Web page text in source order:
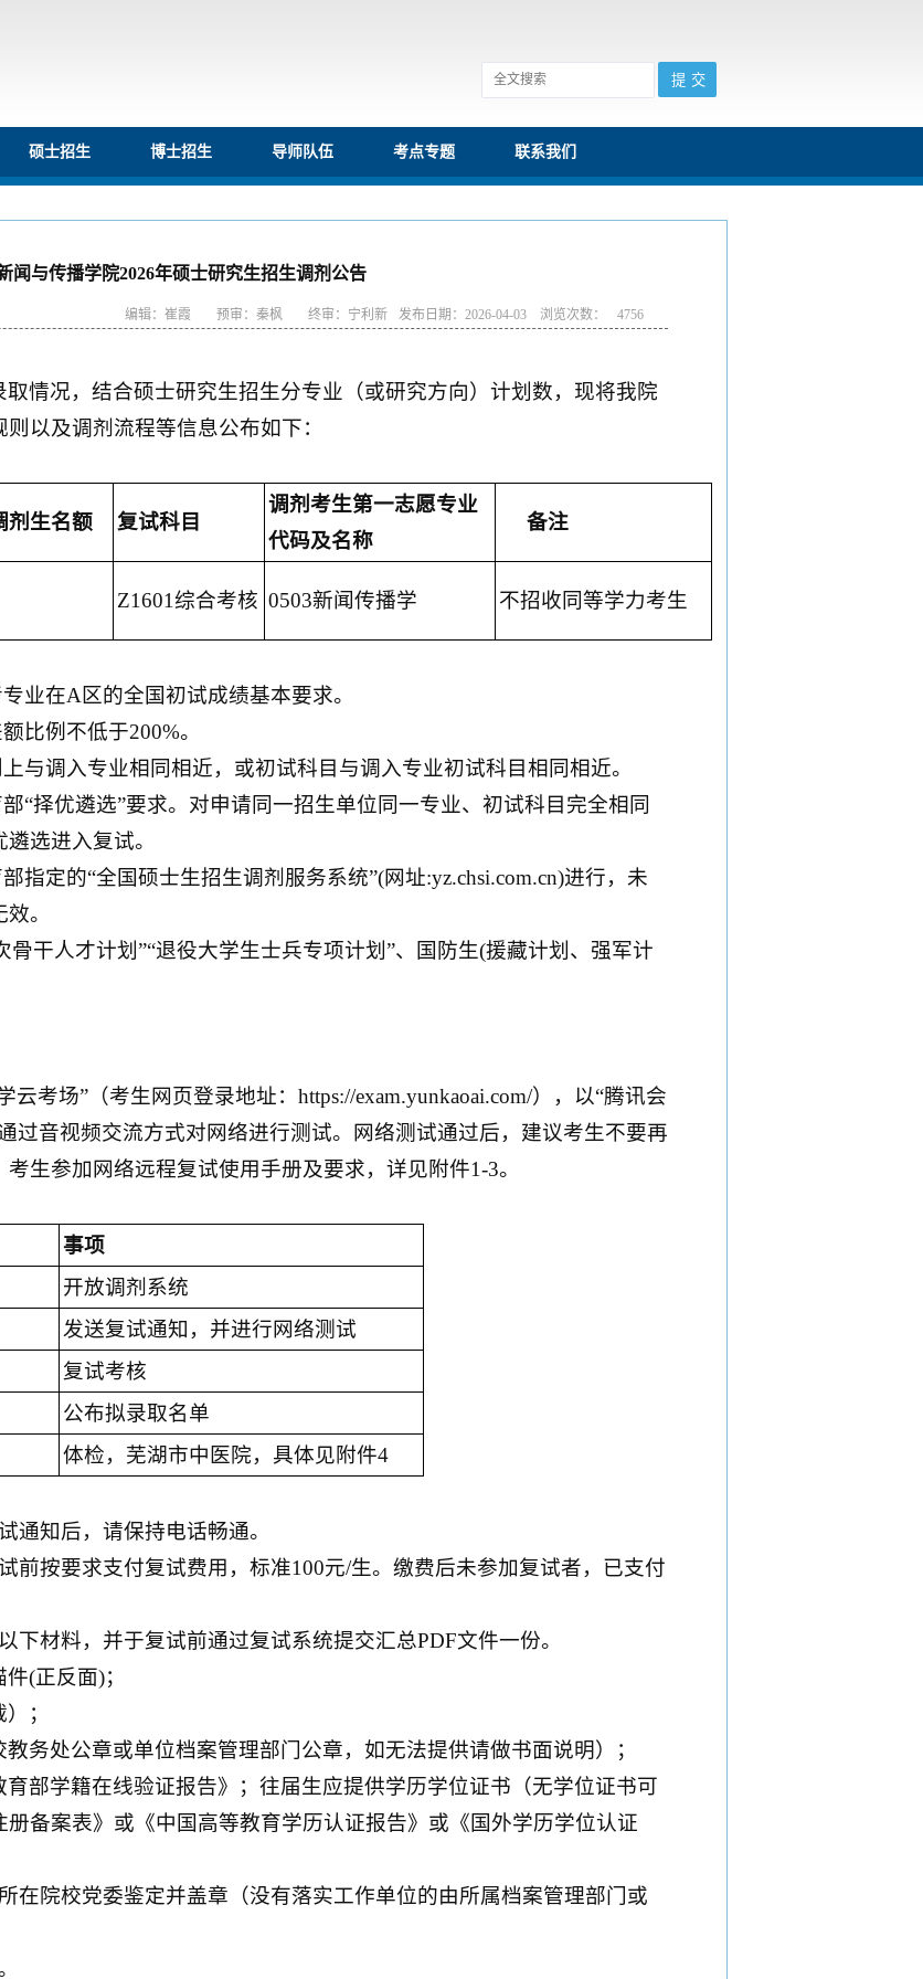
硕士招生 博士招生 导师队伍 考点专题 联系我们
闻与传播学院2026年硕士研究生招生调剂公告
编辑：崔霞 预审：秦枫 终审：宁利新 发布日期：2026-04-03 浏览次数： 4756
情况，结合硕士研究生招生分专业（或研究方向）计划数，现将我院
以及调剂流程等信息公布如下：
剂生名额 复试科目
调剂考生第一志愿专业
代码及名称
备注
Z1601综合考核 0503新闻传播学 不招收同等学力考生
业在A区的全国初试成绩基本要求。
比例不低于200%。
与调入专业相同相近，或初试科目与调入专业初试科目相同相近。
“择优遴选”要求。对申请同一招生单位同一专业、初试科目完全相同
选进入复试。
指定的“全国硕士生招生调剂服务系统”(网址:yz.chsi.com.cn)进行，未
。
骨干人才计划”“退役大学生士兵专项计划”、国防生(援藏计划、强军计
云考场”（考生网页登录地址：https://exam.yunkaoai.com/），以“腾讯会
过音视频交流方式对网络进行测试。网络测试通过后，建议考生不要再
生参加网络远程复试使用手册及要求，详见附件1-3。
事项
开放调剂系统
发送复试通知，并进行网络测试
复试考核
公布拟录取名单
体检，芜湖市中医院，具体见附件4
通知后，请保持电话畅通。
前按要求支付复试费用，标准100元/生。缴费后未参加复试者，已支付
下材料，并于复试前通过复试系统提交汇总PDF文件一份。
(正反面)；
；
务处公章或单位档案管理部门公章，如无法提供请做书面说明）；
部学籍在线验证报告》；往届生应提供学历学位证书（无学位证书可
备案表》或《中国高等教育学历认证报告》或《国外学历学位认证
在院校党委鉴定并盖章（没有落实工作单位的由所属档案管理部门或